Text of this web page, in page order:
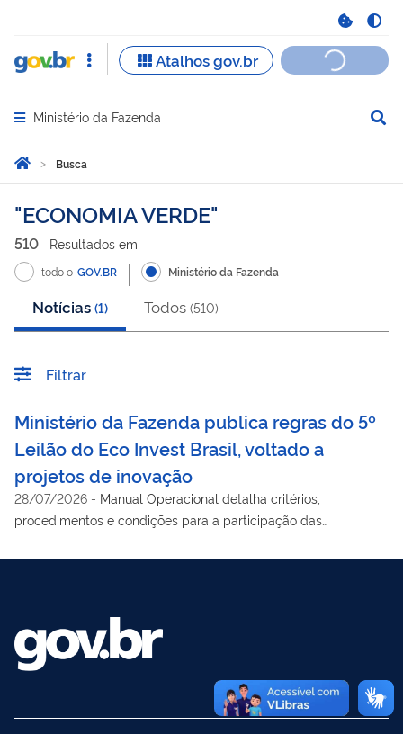
Abrir menu principal de navegação
Ministério da Fazenda
Você está aqui:
Página Inicial
Busca
Busca
ECONOMIA VERDE
510 Resultados em
todo o GOV.BR Ministério da Fazenda
Notícias (1) Todos (510)
Filtrar
Ministério da Fazenda publica regras do 5º
Leilão do Eco Invest Brasil, voltado a
projetos de inovação
28/07/2026 - Manual Operacional detalha critérios,
procedimentos e condições para a participação das